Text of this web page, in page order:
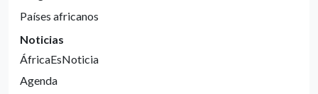
Países africanos
Noticias
ÁfricaEsNoticia
Agenda